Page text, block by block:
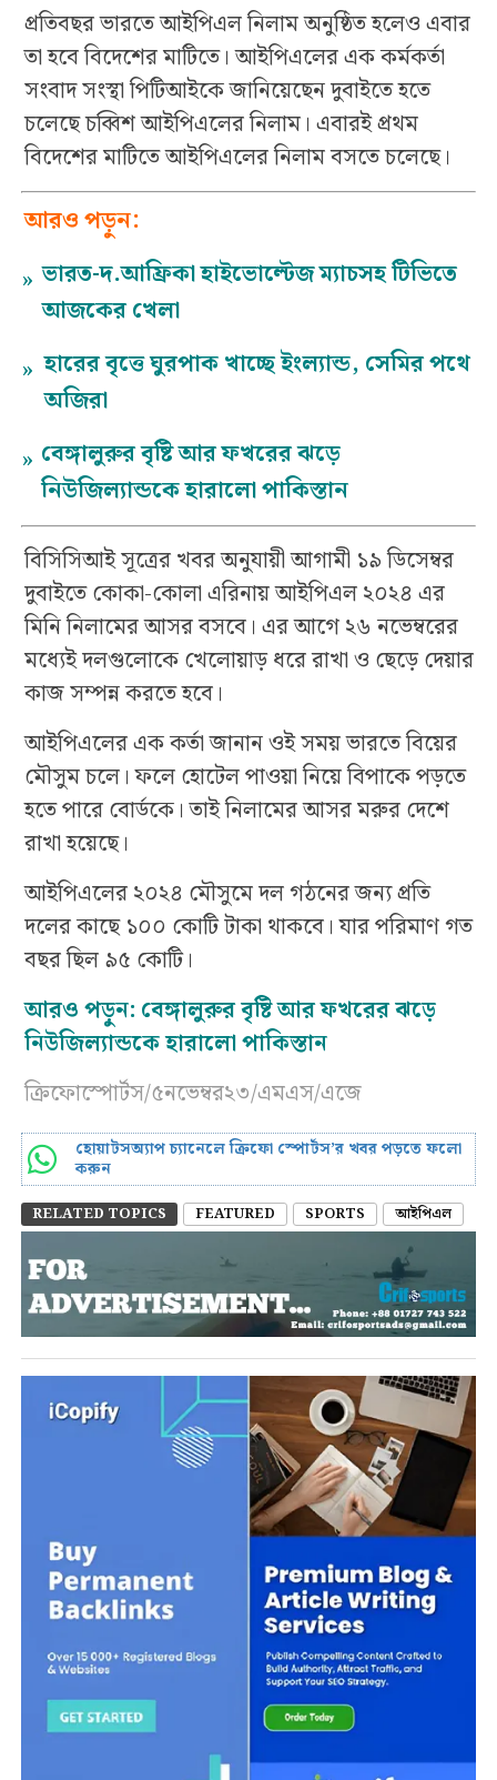
প্রতিবছর ভারতে আইপিএল নিলাম অনুষ্ঠিত হলেও এবার
তা হবে বিদেশের মাটিতে। আইপিএলের এক কর্মকর্তা
সংবাদ সংস্থা পিটিআইকে জানিয়েছেন দুবাইতে হতে
চলেছে চব্বিশ আইপিএলের নিলাম। এবারই প্রথম
বিদেশের মাটিতে আইপিএলের নিলাম বসতে চলেছে।
আরও পড়ুন:
» ভারত-দ.আফ্রিকা হাইভোল্টেজ ম্যাচসহ টিভিতে
আজকের খেলা
» হারের বৃত্তে ঘুরপাক খাচ্ছে ইংল্যান্ড, সেমির পথে
অজিরা
» বেঙ্গালুরুর বৃষ্টি আর ফখরের ঝড়ে
নিউজিল্যান্ডকে হারালো পাকিস্তান
বিসিসিআই সূত্রের খবর অনুযায়ী আগামী ১৯ ডিসেম্বর
দুবাইতে কোকা-কোলা এরিনায় আইপিএল ২০২৪ এর
মিনি নিলামের আসর বসবে। এর আগে ২৬ নভেম্বরের
মধ্যেই দলগুলোকে খেলোয়াড় ধরে রাখা ও ছেড়ে দেয়ার
কাজ সম্পন্ন করতে হবে।
আইপিএলের এক কর্তা জানান ওই সময় ভারতে বিয়ের
মৌসুম চলে। ফলে হোটেল পাওয়া নিয়ে বিপাকে পড়তে
হতে পারে বোর্ডকে। তাই নিলামের আসর মরুর দেশে
রাখা হয়েছে।
আইপিএলের ২০২৪ মৌসুমে দল গঠনের জন্য প্রতি
দলের কাছে ১০০ কোটি টাকা থাকবে। যার পরিমাণ গত
বছর ছিল ৯৫ কোটি।
আরও পড়ুন: বেঙ্গালুরুর বৃষ্টি আর ফখরের ঝড়ে
নিউজিল্যান্ডকে হারালো পাকিস্তান
ক্রিফোস্পোর্টস/৫নভেম্বর২৩/এমএস/এজে
হোয়াটসঅ্যাপ চ্যানেলে ক্রিফো স্পোর্টস’র খবর পড়তে ফলো
করুন
RELATED TOPICS FEATURED SPORTS আইপিএল